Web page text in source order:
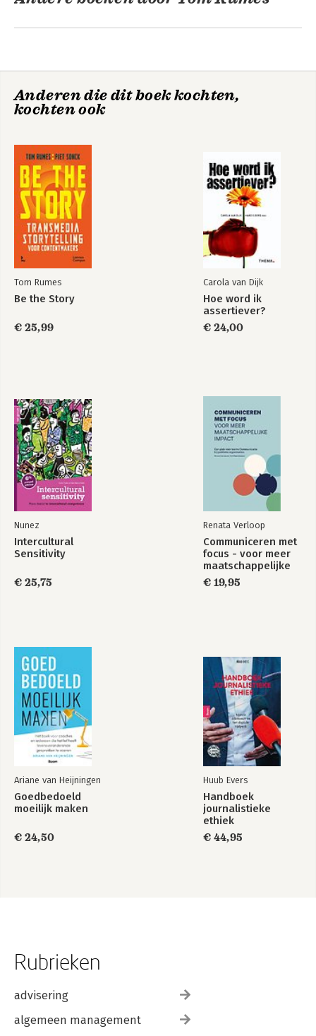
Be the Story
Bekijk alle boeken
Anderen die dit boek kochten,
kochten ook
Tom Rumes
Be the Story
€ 25,99
Carola van Dijk
Hoe word ik
assertiever?
€ 24,00
Nunez
Intercultural
Sensitivity
€ 25,75
Renata Verloop
Communiceren met
focus - voor meer
maatschappelijke
impact
€ 19,95
Ariane van Heijningen
Goedbedoeld
moeilijk maken
€ 24,50
Huub Evers
Handboek
journalistieke
ethiek
€ 44,95
Rubrieken
advisering
algemeen management